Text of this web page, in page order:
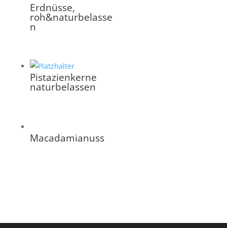
Erdnüsse,
roh&naturbelasse
n
Pistazienkerne
naturbelassen
Macadamianuss